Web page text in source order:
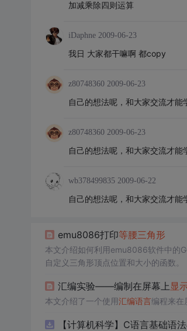
加减乘除四则运算
iDaphne 2009-06-23
我日 大家都干嘛啊 都copy
z80748360 2009-06-23
自己的想法呢，和大家交流才能
z80748360 2009-06-23
自己的想法呢，和大家交流才能
wb378499835 2009-06-22
自己的想法呢，和大家交流才能
emu8086打印等腰三角形
本文介绍如何利用emu8086软件中的
自定义三角形顶点位置和大小的函数。
汇编实验——编制在屏幕上显
本文介绍了一个使用汇编语言编程来在
【计算机科学】C语言基础语